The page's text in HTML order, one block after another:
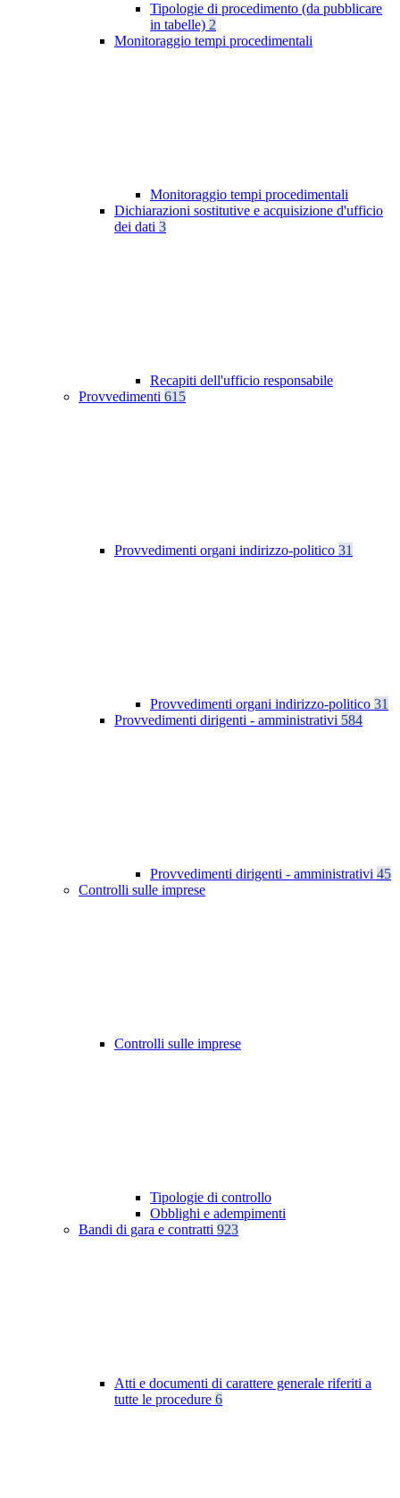
Tipologie di procedimento (da pubblicare
in tabelle) 2
Monitoraggio tempi procedimentali
Monitoraggio tempi procedimentali
Dichiarazioni sostitutive e acquisizione d'ufficio
dei dati 3
Recapiti dell'ufficio responsabile
Provvedimenti 615
Provvedimenti organi indirizzo-politico 31
Provvedimenti organi indirizzo-politico 31
Provvedimenti dirigenti - amministrativi 584
Provvedimenti dirigenti - amministrativi 45
Controlli sulle imprese
Controlli sulle imprese
Tipologie di controllo
Obblighi e adempimenti
Bandi di gara e contratti 923
Atti e documenti di carattere generale riferiti a
tutte le procedure 6